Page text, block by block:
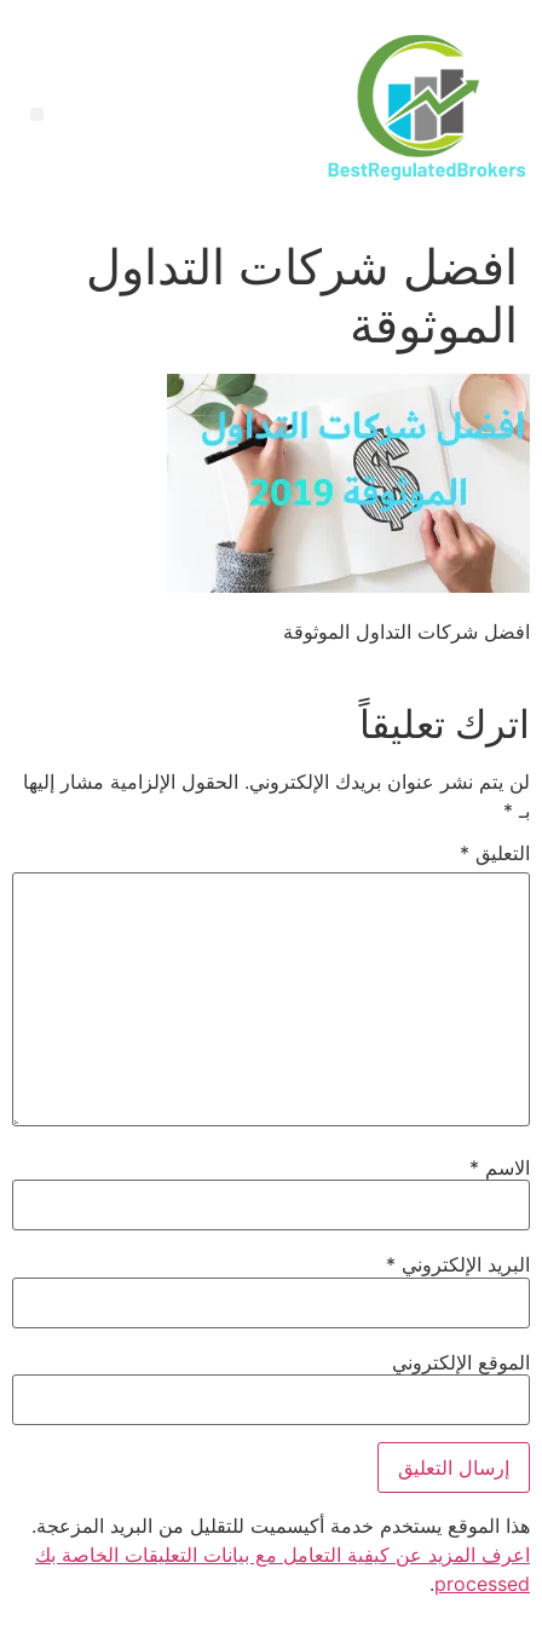
افضل شركات التداول
الموثوقة
افضل شركات التداول الموثوقة
اترك تعليقاً
لن يتم نشر عنوان بريدك الإلكتروني. الحقول الإلزامية مشار إليها
بـ *
التعليق *
الاسم *
البريد الإلكتروني *
الموقع الإلكتروني
هذا الموقع يستخدم خدمة أكيسميت للتقليل من البريد المزعجة.
اعرف المزيد عن كيفية التعامل مع بيانات التعليقات الخاصة بك
processed
.